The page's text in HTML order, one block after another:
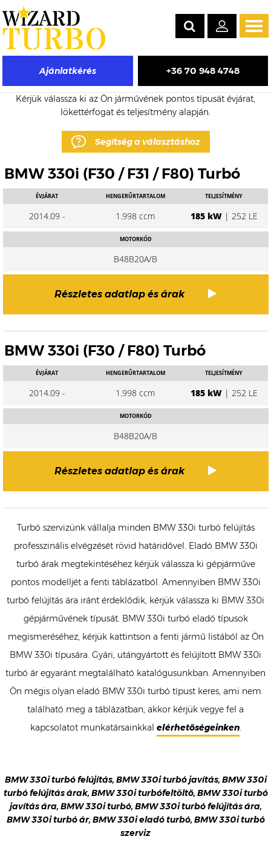
Ajánlatkérés +36 70 948 4748
BMW 330i eladó turbó árak
Kérjük válassza ki az Ön járművének pontos típusát évjárat,
lökettérfogat és teljesítmény alapján.
Segítség a választáshoz
BMW 330i (F30 / F31 / F80) Turbó
ÉVJÁRAT
2014.09 -
HENGERŰRTARTALOM
1.998 ccm
TELJESÍTMÉNY
185 kW| 252 LE
MOTORKÓD
B48B20A/B
Részletes adatlap és árak
BMW 330i (F30 / F80) Turbó
ÉVJÁRAT
2014.09 -
HENGERŰRTARTALOM
1.998 ccm
TELJESÍTMÉNY
185 kW| 252 LE
MOTORKÓD
B48B20A/B
Részletes adatlap és árak
Turbó szervizünk vállalja minden BMW 330i turbó felújítás
professzinális elvégzését rövid határidővel. Eladó BMW 330i
turbó árak megtekintéséhez kérjük válassza ki gépjárműve
pontos modelljét a fenti táblázatból. Amennyiben BMW 330i
turbó felújítás ára iránt érdeklődik, kérjük válassza ki BMW 330i
gépjárművének típusát. BMW 330i turbó eladó típusok
megismeréséhez, kérjük kattintson a fenti jármű listából az Ön
BMW 330i típusára. Gyári, utángyártott és felújított BMW 330i
turbó ár egyaránt megtalálható katalógusunkban. Amennyiben
Ön mégis olyan eladó BMW 330i turbó típust keres, ami nem
található meg a táblázatban, akkor kérjük vegye fel a
kapcsolatot munkatársainkkal elérhetőségeinken.
BMW 330i turbó felújítás, BMW 330i turbó javítás, BMW 330i
turbó felújítás árak, BMW 330i turbófeltöltő, BMW 330i turbó
javítás ára, BMW 330i turbó, BMW 330i turbó felújítás ára,
BMW 330i turbó ár, BMW 330i eladó turbó, BMW 330i turbó
szerviz